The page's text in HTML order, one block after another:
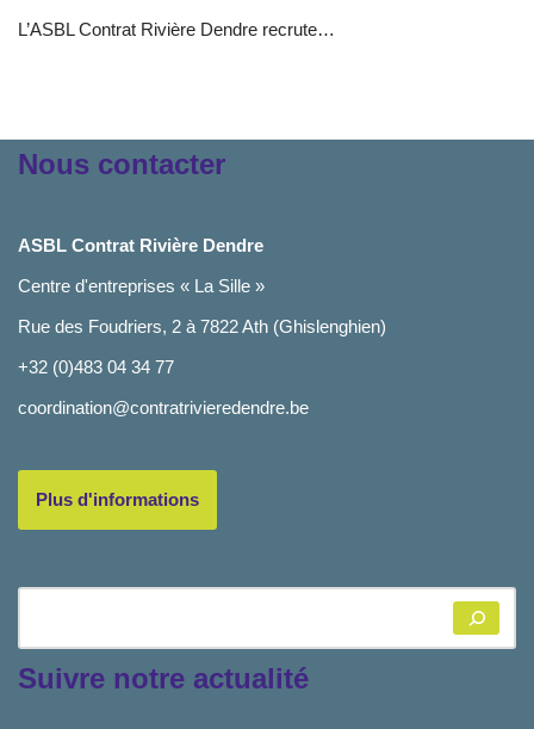
L’ASBL Contrat Rivière Dendre recrute…
Nous contacter
ASBL Contrat Rivière Dendre
Centre d'entreprises « La Sille »
Rue des Foudriers, 2 à 7822 Ath (Ghislenghien)
+32 (0)483 04 34 77
coordination@contratrivieredendre.be
Plus d'informations
Suivre notre actualité